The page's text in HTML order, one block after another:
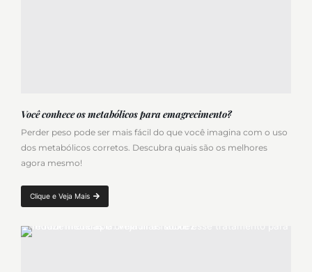
Você conhece os metabólicos para emagrecimento?
Perder peso pode ser mais fácil do que você imagina com o uso
dos metabólicos corretos. Descubra quais são os melhores
agora mesmo!
Clique e Veja Mais